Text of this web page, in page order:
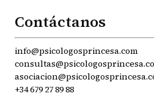
Contáctanos
info@psicologosprincesa.com
+34 679 27 89 88